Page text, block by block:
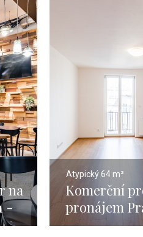
na
-
Atypický64 m²
Komerční
pronájem
64m